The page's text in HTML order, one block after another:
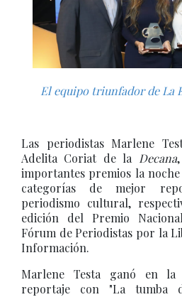
El equipo triunfador de La
Las periodistas Marlene
Adelita Coriat de la
Decana
importantes premios la noche
categorías de mejor
periodismo cultural,
edición del Premio
Fórum de Periodistas por la
Información.
Marlene Testa ganó en
reportaje con "La tumba